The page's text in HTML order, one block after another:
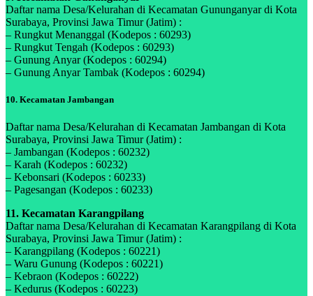
Daftar nama Desa/Kelurahan di Kecamatan Gununganyar di Kota
Surabaya, Provinsi Jawa Timur (Jatim) :
– Rungkut Menanggal (Kodepos : 60293)
– Rungkut Tengah (Kodepos : 60293)
– Gunung Anyar (Kodepos : 60294)
– Gunung Anyar Tambak (Kodepos : 60294)
10. Kecamatan Jambangan
Daftar nama Desa/Kelurahan di Kecamatan Jambangan di Kota
Surabaya, Provinsi Jawa Timur (Jatim) :
– Jambangan (Kodepos : 60232)
– Karah (Kodepos : 60232)
– Kebonsari (Kodepos : 60233)
– Pagesangan (Kodepos : 60233)
11. Kecamatan Karangpilang
Daftar nama Desa/Kelurahan di Kecamatan Karangpilang di Kota
Surabaya, Provinsi Jawa Timur (Jatim) :
– Karangpilang (Kodepos : 60221)
– Waru Gunung (Kodepos : 60221)
– Kebraon (Kodepos : 60222)
– Kedurus (Kodepos : 60223)